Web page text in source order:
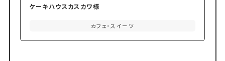
ケーキハウスカスカワ様
カフェ・スイーツ